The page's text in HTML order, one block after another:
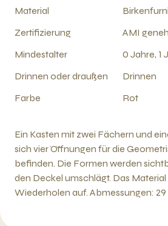
Material
Zertifizierung
AMI
Mindestalter
0 Jahre, 1
Drinnen oder draußen
Drinnen
Farbe
Rot
Ein Kasten mit zwei Fächern und
sich vier Öffnungen für die
befinden. Die Formen werden
den Deckel umschlägt. Das
Wiederholen auf. Abmessungen: 29